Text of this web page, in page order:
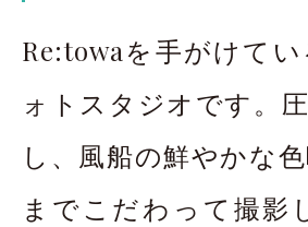
Re:towaを手がけて
ォトスタジオです。
し、風船の鮮やかな
までこだわって撮影